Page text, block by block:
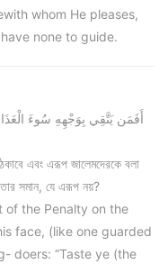
whom He pleases,
none to guide.
أَفَمَن يَتَّقِي بِوَجْهِهِ سُوءَ
এবং এরূপ জালেমদেরকে বলা
সমান, যে এরূপ নয়?
of the Penalty on the
face, (like one guarded
doers: “Taste ye (the